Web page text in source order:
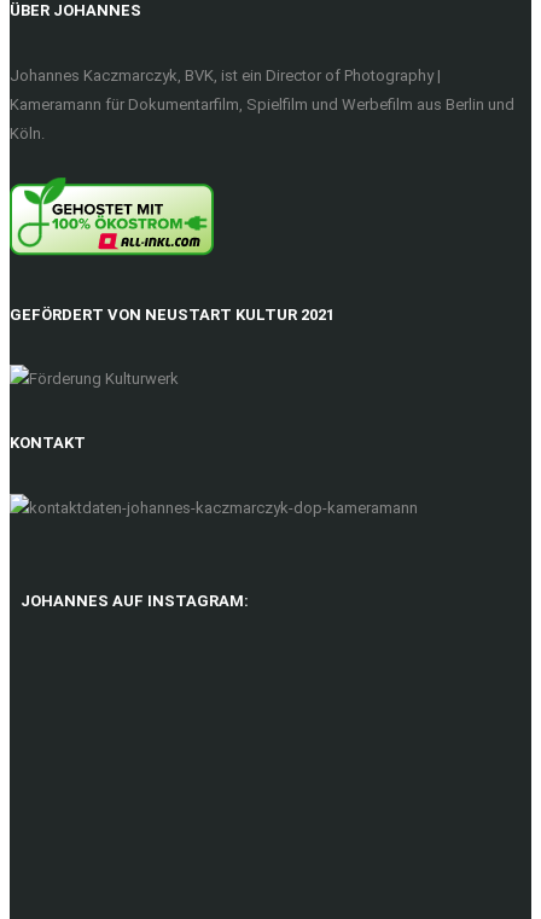
ÜBER JOHANNES
Johannes Kaczmarczyk, BVK, ist ein Director of Photography |
Kameramann für Dokumentarfilm, Spielfilm und Werbefilm aus Berlin und
Köln.
GEFÖRDERT VON NEUSTART KULTUR 2021
KONTAKT
JOHANNES AUF INSTAGRAM: